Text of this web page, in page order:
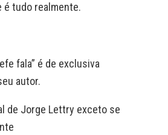
é tudo realmente.
fala” é de exclusiva
autor.
de Jorge Lettry exceto se